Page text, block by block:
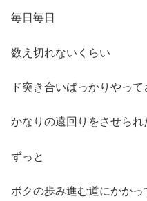
毎日毎日
数え切れないくらい
ド突き合いばっかりやって
かなりの遠回りをさせられ
ずっと
ボクの歩み進む道にかかっ